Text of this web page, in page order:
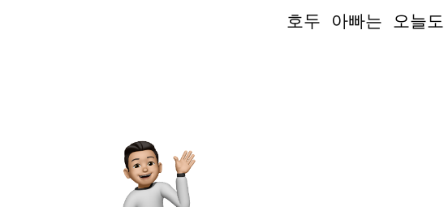
호두 아빠는 오늘
호두 아빠는 오늘